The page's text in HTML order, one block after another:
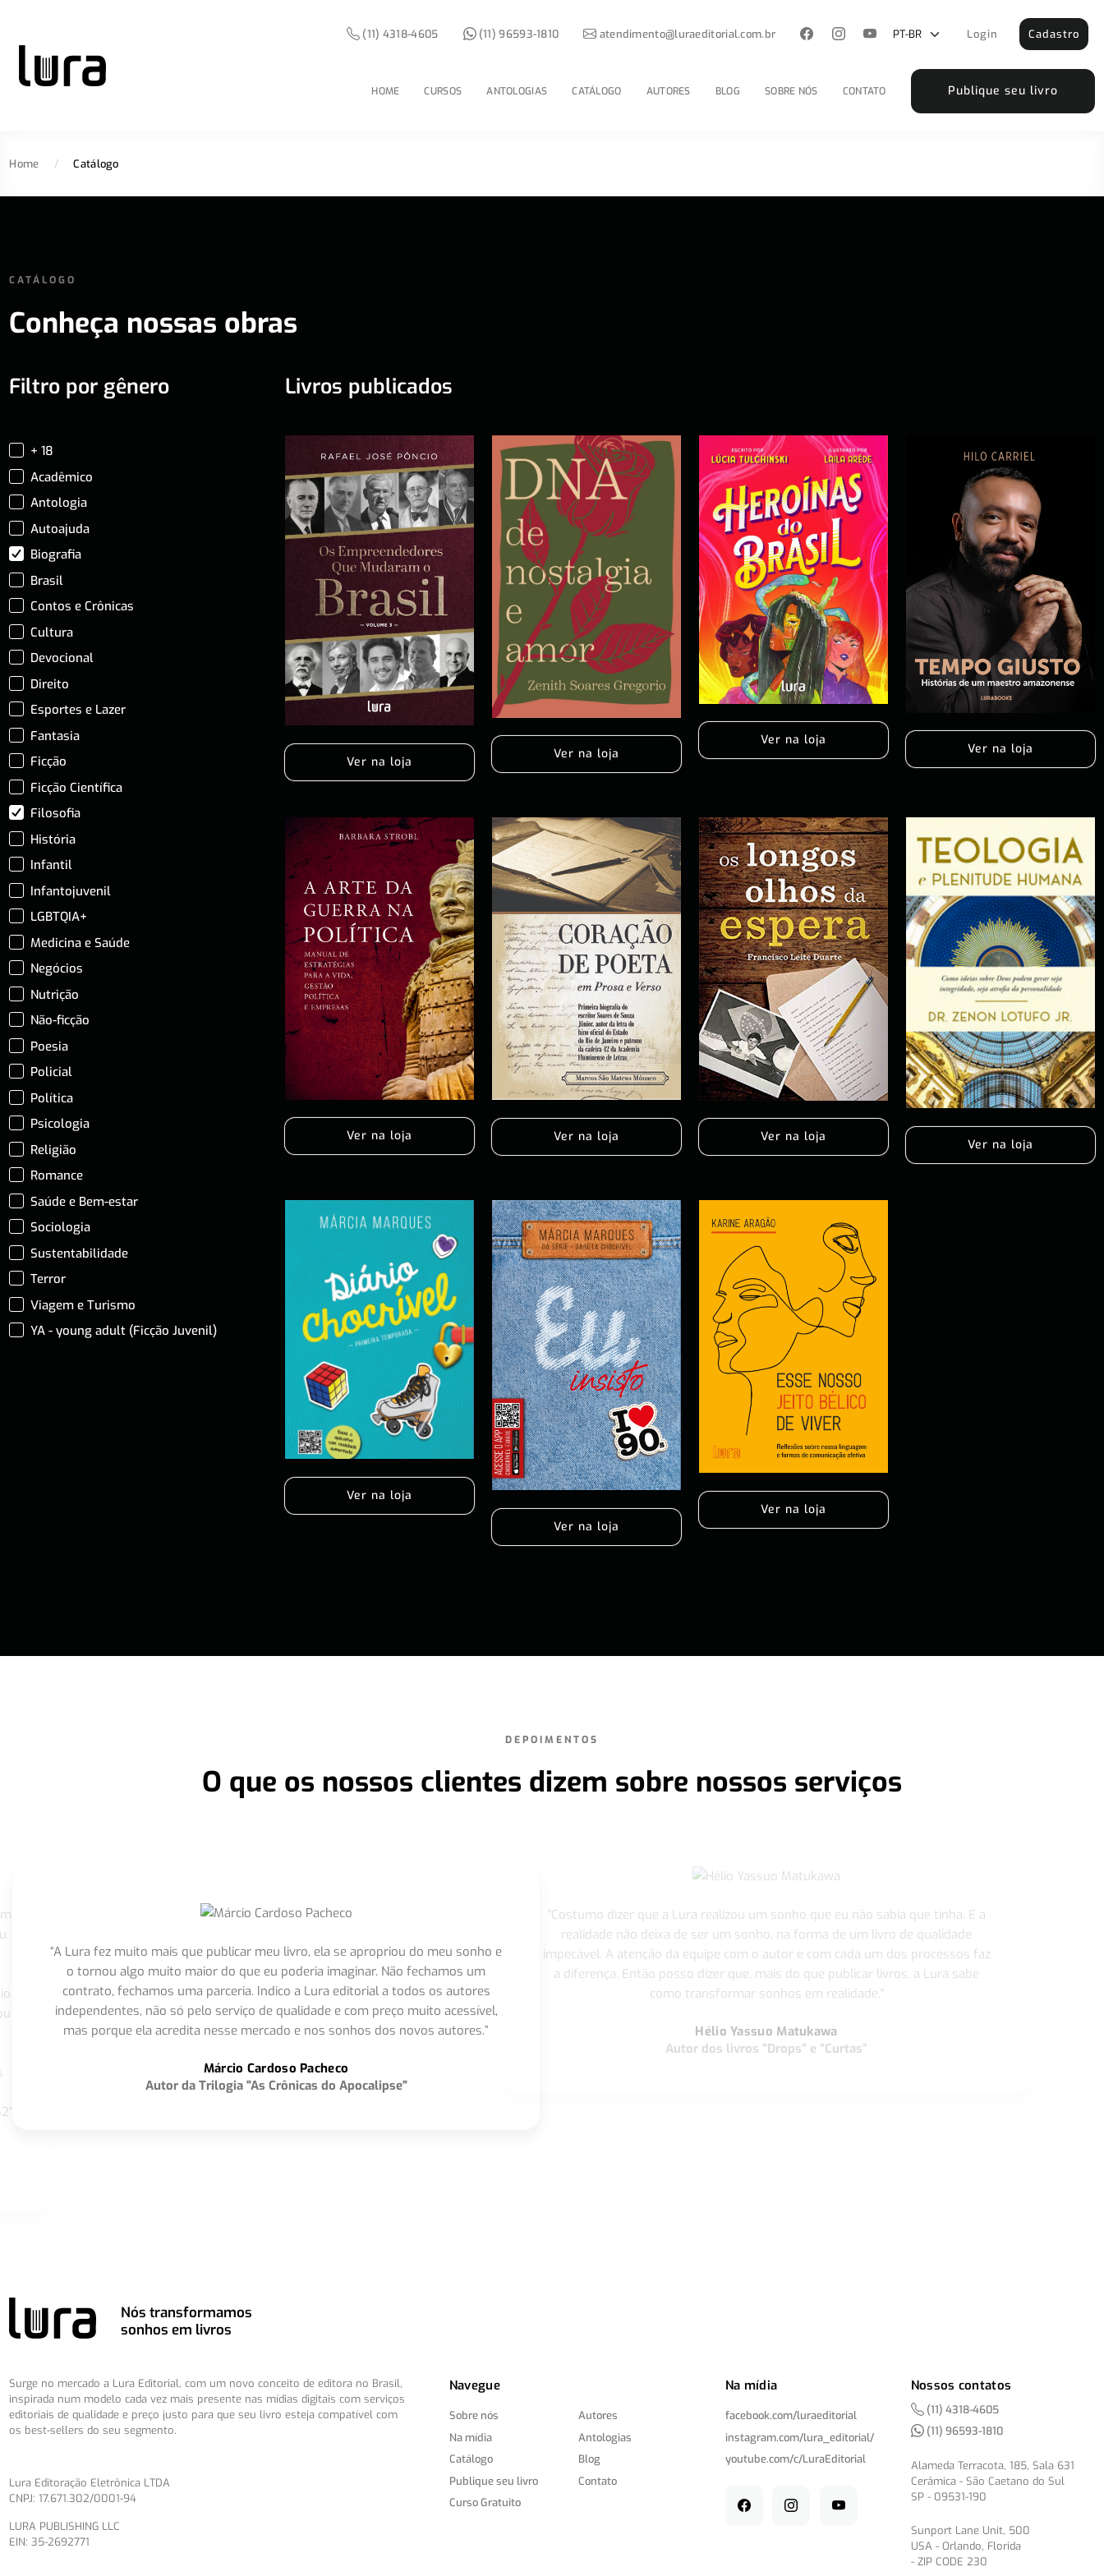
HOME CURSOS ANTOLOGIAS CATÁLOGO AUTORES BLOG SOBRE NÓS CONTATO Publique seu livro
(11) 4318-4605 (11) 96593-1810 atendimento@luraeditorial.com.br Login Cadastro
Home / Catálogo
CATÁLOGO
Conheça nossas obras
Filtro por gênero
+ 18
Acadêmico
Antologia
Autoajuda
Biografia
Brasil
Contos e Crônicas
Cultura
Devocional
Direito
Esportes e Lazer
Fantasia
Ficção
Ficção Científica
Filosofia
História
Infantil
Infantojuvenil
LGBTQIA+
Medicina e Saúde
Negócios
Nutrição
Não-ficção
Poesia
Policial
Política
Psicologia
Religião
Romance
Saúde e Bem-estar
Sociologia
Sustentabilidade
Terror
Viagem e Turismo
YA - young adult (Ficção Juvenil)
Livros publicados
Ver na loja Ver na loja
Ver na loja
Ver na loja
Ver na loja Ver na loja Ver na loja
Ver na loja
Ver na loja
Ver na loja
Ver na loja
DEPOIMENTOS
O que os nossos clientes dizem sobre nossos serviços
“A Lura fez muito mais que publicar meu livro, ela se apropriou do meu sonho e
o tornou algo muito maior do que eu poderia imaginar. Não fechamos um
contrato, fechamos uma parceria. Indico a Lura editorial a todos os autores
independentes, não só pelo serviço de qualidade e com preço muito acessível,
mas porque ela acredita nesse mercado e nos sonhos dos novos autores.”
Márcio Cardoso Pacheco
Autor da Trilogia "As Crônicas do Apocalipse"
"Costumo dizer que a Lura realizou um sonho que eu não sabia que tinha. E a
realidade não deixa de ser um sonho, na forma de um livro de qualidade
impecável. A atenção da equipe com o autor e com cada um dos processos faz
a diferença. Então posso dizer que, mais do que publicar livros, a Lura sabe
como transformar sonhos em realidade."
Hélio Yassuo Matukawa
Autor dos livros "Drops" e “Curtas”
Nós transformamos
sonhos em livros
Surge no mercado a Lura Editorial, com um novo conceito de editora no Brasil,
inspirada num modelo cada vez mais presente nas mídias digitais com serviços
editoriais de qualidade e preço justo para que seu livro esteja compatível com
os best-sellers do seu segmento.
Lura Editoração Eletrônica LTDA
CNPJ: 17.671.302/0001-94
LURA PUBLISHING LLC
EIN: 35-2692771
Navegue
Sobre nós
Na mídia
Catálogo
Publique seu livro
Curso Gratuito
Autores
Antologias
Blog
Contato
Na mídia
facebook.com/luraeditorial
instagram.com/lura_editorial/
youtube.com/c/LuraEditorial
Nossos contatos
(11) 4318-4605
(11) 96593-1810
Alameda Terracota, 185, Sala 631
Cerâmica - São Caetano do Sul
SP - 09531-190
Sunport Lane Unit, 500
USA - Orlando, Florida
- ZIP CODE 230